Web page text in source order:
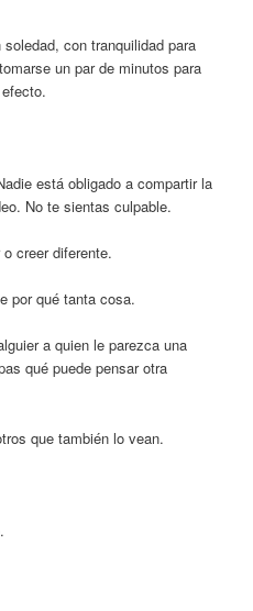
con tranquilidad para
un par de minutos para
está obligado a compartir la
No te sientas culpable.
creer diferente.
por qué tanta cosa.
a quien le parezca una
qué puede pensar otra
que también lo vean.